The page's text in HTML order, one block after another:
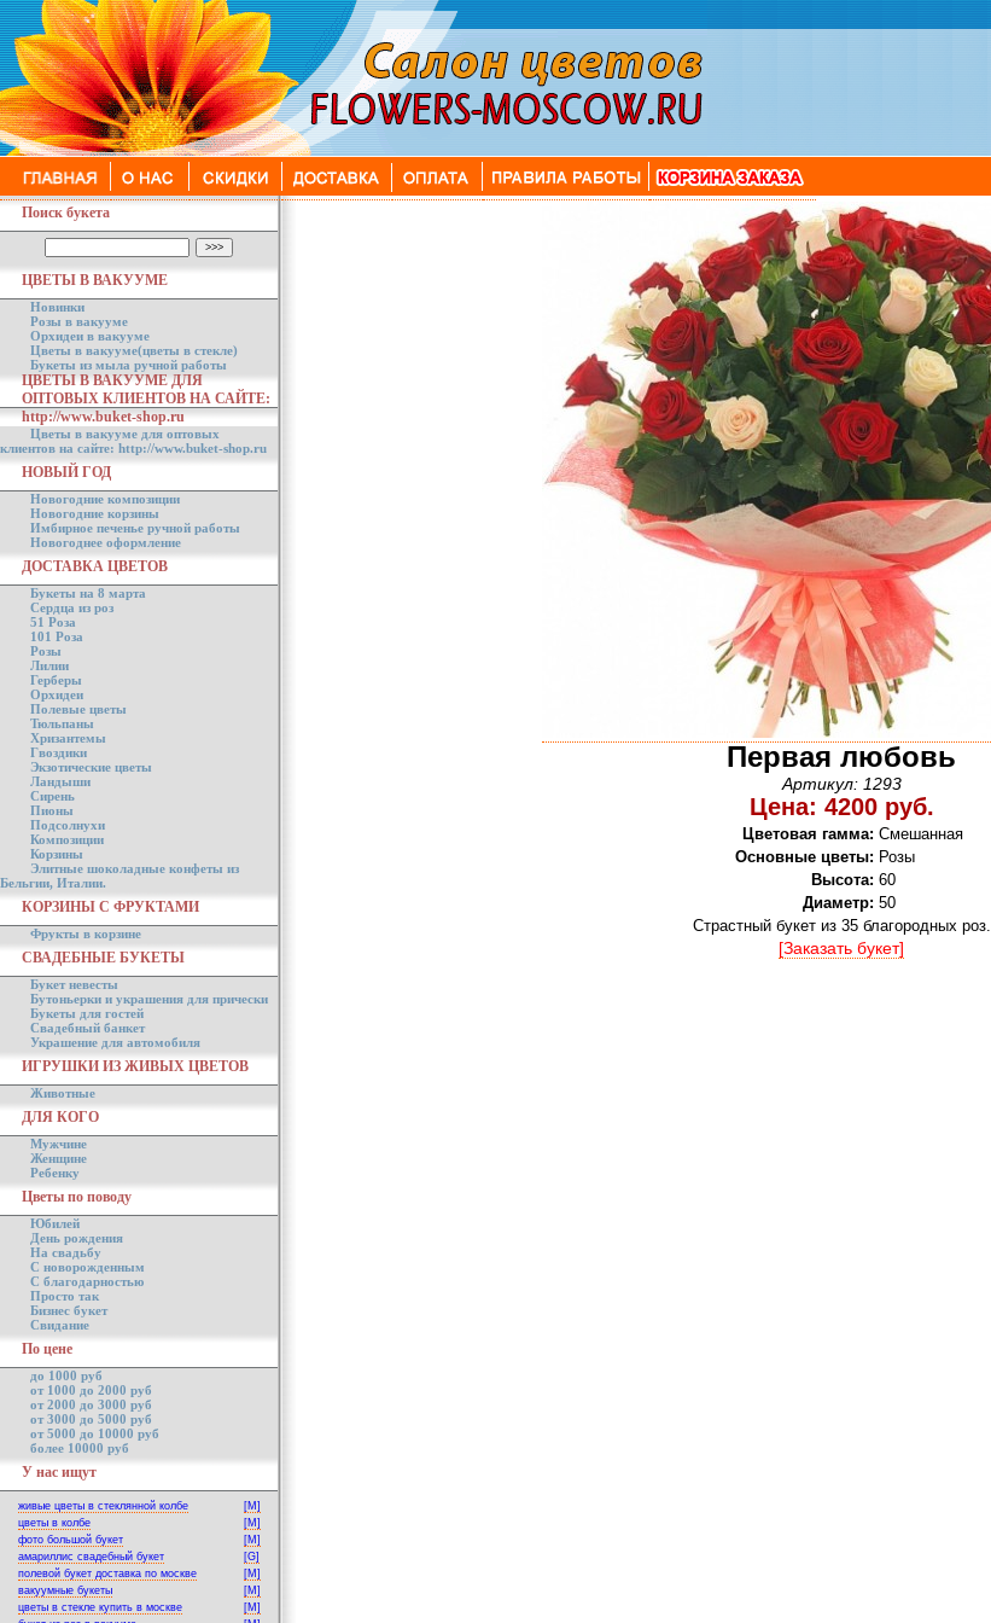
Поиск букета
ЦВЕТЫ В ВАКУУМЕ
Новинки
Розы в вакууме
Орхидеи в вакууме
Цветы в вакууме(цветы в стекле)
Букеты из мыла ручной работы
ЦВЕТЫ В ВАКУУМЕ ДЛЯ
ОПТОВЫХ КЛИЕНТОВ НА САЙТЕ:
http://www.buket-shop.ru
Цветы в вакууме для оптовых
клиентов на сайте: http://www.buket-shop.ru
НОВЫЙ ГОД
Новогодние композиции
Новогодние корзины
Имбирное печенье ручной работы
Новогоднее оформление
ДОСТАВКА ЦВЕТОВ
Букеты на 8 марта
Сердца из роз
51 Роза
101 Роза
Розы
Лилии
Герберы
Орхидеи
Полевые цветы
Тюльпаны
Хризантемы
Гвоздики
Экзотические цветы
Ландыши
Сирень
Пионы
Подсолнухи
Композиции
Корзины
Элитные шоколадные конфеты из
Бельгии, Италии.
КОРЗИНЫ С ФРУКТАМИ
Фрукты в корзине
СВАДЕБНЫЕ БУКЕТЫ
Букет невесты
Бутоньерки и украшения для прически
Букеты для гостей
Свадебный банкет
Украшение для автомобиля
ИГРУШКИ ИЗ ЖИВЫХ ЦВЕТОВ
Животные
ДЛЯ КОГО
Мужчине
Женщине
Ребенку
Цветы по поводу
Юбилей
День рождения
На свадьбу
С новорожденным
С благодарностью
Просто так
Бизнес букет
Свидание
По цене
до 1000 руб
от 1000 до 2000 руб
от 2000 до 3000 руб
от 3000 до 5000 руб
от 5000 до 10000 руб
более 10000 руб
У нас ищут
живые цветы в стеклянной колбе
[M]
цветы в колбе
[M]
фото большой букет
[M]
амариллис свадебный букет
[G]
полевой букет доставка по москве
[M]
вакуумные букеты
[M]
цветы в стекле купить в москве
[M]
Первая любовь
Артикул: 1293
Цена: 4200 руб.
Цветовая гамма: Смешанная
Основные цветы: Розы
Высота: 60
Диаметр: 50
Страстный букет из 35 благородных роз.
[Заказать букет]